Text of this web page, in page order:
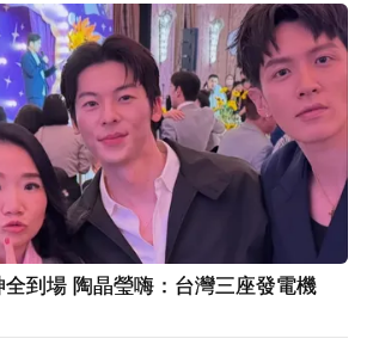
全到場 陶晶瑩嗨：台灣三座發電機